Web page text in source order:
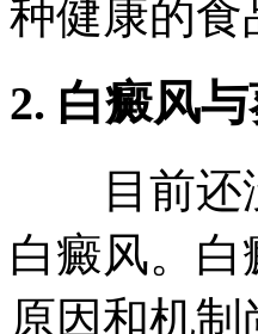
种健康的食
2. 白癜风
目前还没
白癜风。
原因和机